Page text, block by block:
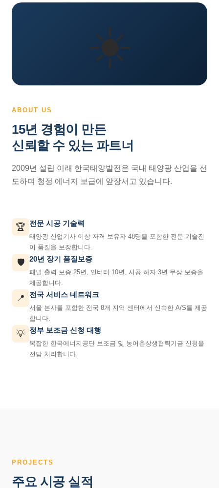
☀️
ABOUT US
15년 경험이 만든
신뢰할 수 있는 파트너
2009년 설립 이래 한국태양발전은 국내 태양광 산업을 선
도하며 청정 에너지 보급에 앞장서고 있습니다.
🏆 전문 시공 기술력
태양광 산업기사 이상 자격 보유자 48명을 포함한 전문 기술진
이 품질을 보장합니다.
🛡️ 20년 장기 품질보증
패널 출력 보증 25년, 인버터 10년, 시공 하자 3년 무상 보증을
제공합니다.
📍 전국 서비스 네트워크
서울 본사를 포함한 전국 8개 지역 센터에서 신속한 A/S를 제공
합니다.
💡 정부 보조금 신청 대행
복잡한 한국에너지공단 보조금 및 농어촌상생협력기금 신청을
전담 처리합니다.
PROJECTS
주요 시공 실적